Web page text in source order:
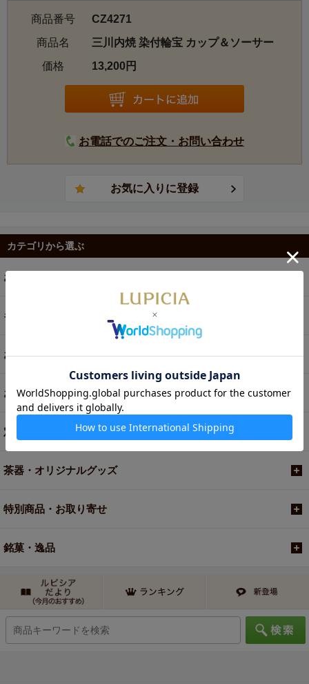
商品番号
CZ4271
商品名
三川内焼 染付輪宝 カップ＆ソーサー
価格
13,200円
お電話でのご注文・お問い合わせ
カテゴリから選ぶ
お茶
ギフト
お菓子・食品・飲料
お買い得商品
定期便
茶器・オリジナルグッズ
特別商品・お取り寄せ
銘菓・逸品